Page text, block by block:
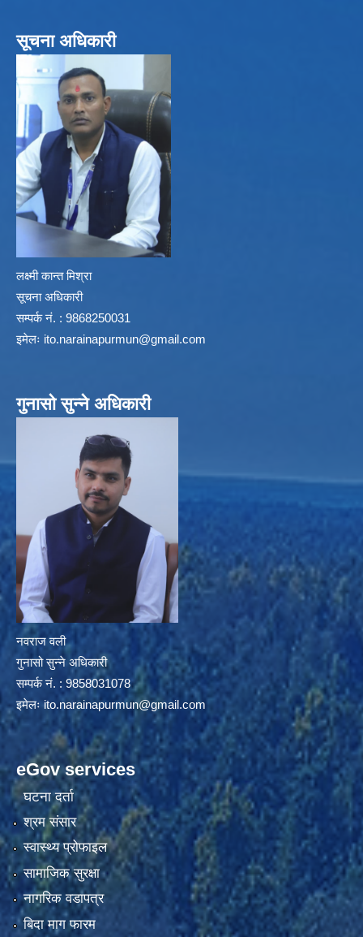
सूचना अधिकारी
लक्ष्मी कान्त मिश्रा
सूचना अधिकारी
सम्पर्क नं. : 9868250031
इमेलः ito.narainapurmun@gmail.com
गुनासो सुन्ने अधिकारी
नवराज वली
गुनासो सुन्ने अधिकारी
सम्पर्क नं. : 9858031078
इमेलःito.narainapurmun@gmail.com
eGov services
घटना दर्ता
श्रम संसार
स्वास्थ्य प्रोफाइल
सामाजिक सुरक्षा
नागरिक वडापत्र
बिदा माग फारम